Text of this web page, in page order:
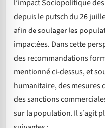
l’impact Sociopolitique
depuis le putsch du 26
afin de soulager les
impactées. Dans cette
des recommandations
mentionné ci-dessus, et
humanitaire, des mesures
des sanctions
sur la population. Il s’agit